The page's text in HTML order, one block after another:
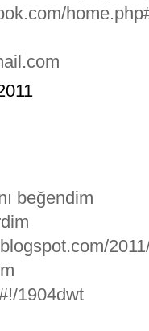
beğendim
1904dwt